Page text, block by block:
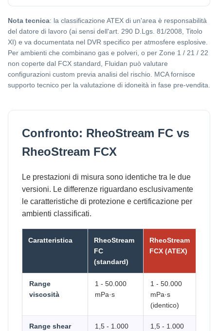
Nota tecnica: la classificazione ATEX di un'area è responsabilità
del datore di lavoro (ai sensi dell'art. 290 D.Lgs. 81/2008, Titolo
XI) e va documentata nel DVR specifico per atmosfere esplosive.
Per ambienti che combinano gas e polveri, o per Zone 1 / 21 / 22
non coperte dal FCX standard, Fluidan può valutare
configurazioni custom previa analisi del rischio. MCA fornisce
supporto tecnico per la valutazione di idoneità in fase pre-vendita.
Confronto: RheoStream FC vs
RheoStream FCX
Le prestazioni di misura sono identiche tra le due
versioni. Le differenze riguardano esclusivamente
le caratteristiche di protezione e certificazione per
ambienti classificati.
Caratteristica
RheoStream
FC
(standard)
RheoStream
FCX (ATEX)
Range
viscosità
1 - 50.000
mPa·s
1 - 50.000
mPa·s
(identico)
Range shear
1,5 - 1.000
1,5 - 1.000